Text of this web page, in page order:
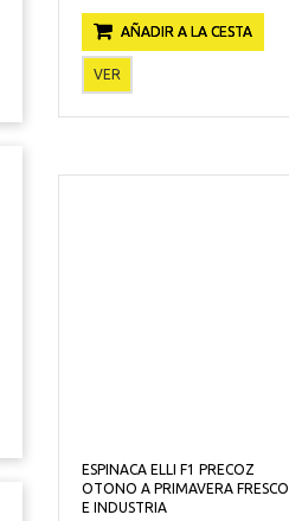
AÑADIR A LA CESTA
VER
ESPINACA ELLI F1 PRECOZ
OTONO A PRIMAVERA FRESCO
E INDUSTRIA